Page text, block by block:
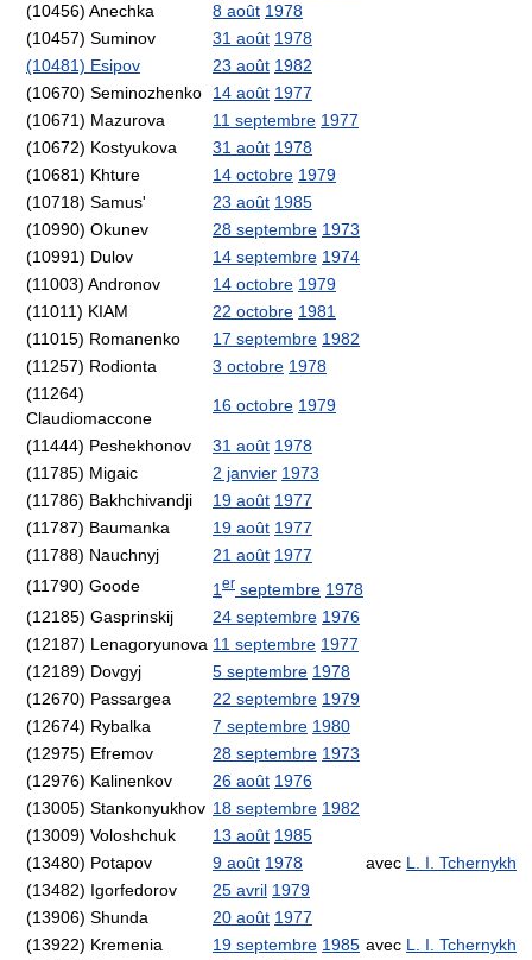
(10456) Anechka
8 août 1978
(10457) Suminov
31 août 1978
(10481) Esipov
23 août 1982
(10670) Seminozhenko
14 août 1977
(10671) Mazurova
11 septembre 1977
(10672) Kostyukova
31 août 1978
(10681) Khture
14 octobre 1979
(10718) Samus'
23 août 1985
(10990) Okunev
28 septembre 1973
(10991) Dulov
14 septembre 1974
(11003) Andronov
14 octobre 1979
(11011) KIAM
22 octobre 1981
(11015) Romanenko
17 septembre 1982
(11257) Rodionta
3 octobre 1978
(11264)
Claudiomaccone
16 octobre 1979
(11444) Peshekhonov 31 août 1978
(11785) Migaic
2 janvier 1973
(11786) Bakhchivandji
19 août 1977
(11787) Baumanka
19 août 1977
(11788) Nauchnyj
21 août 1977
(11790) Goode
1 er septembre 1978
(12185) Gasprinskij
24 septembre 1976
(12187) Lenagoryunova 11 septembre 1977
(12189) Dovgyj
5 septembre 1978
(12670) Passargea
22 septembre 1979
(12674) Rybalka
7 septembre 1980
(12975) Efremov
28 septembre 1973
(12976) Kalinenkov
26 août 1976
(13005) Stankonyukhov 18 septembre 1982
(13009) Voloshchuk
13 août 1985
(13480) Potapov
9 août 1978 avec L. I. Tchernykh
(13482) Igorfedorov
25 avril 1979
(13906) Shunda
20 août 1977
(13922) Kremenia
19 septembre 1985 avec L. I. Tchernykh